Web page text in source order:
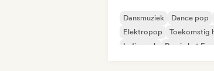
Dansmuziek Dance pop
Elektropop
Toekomstig
Indie rock
Rap in het